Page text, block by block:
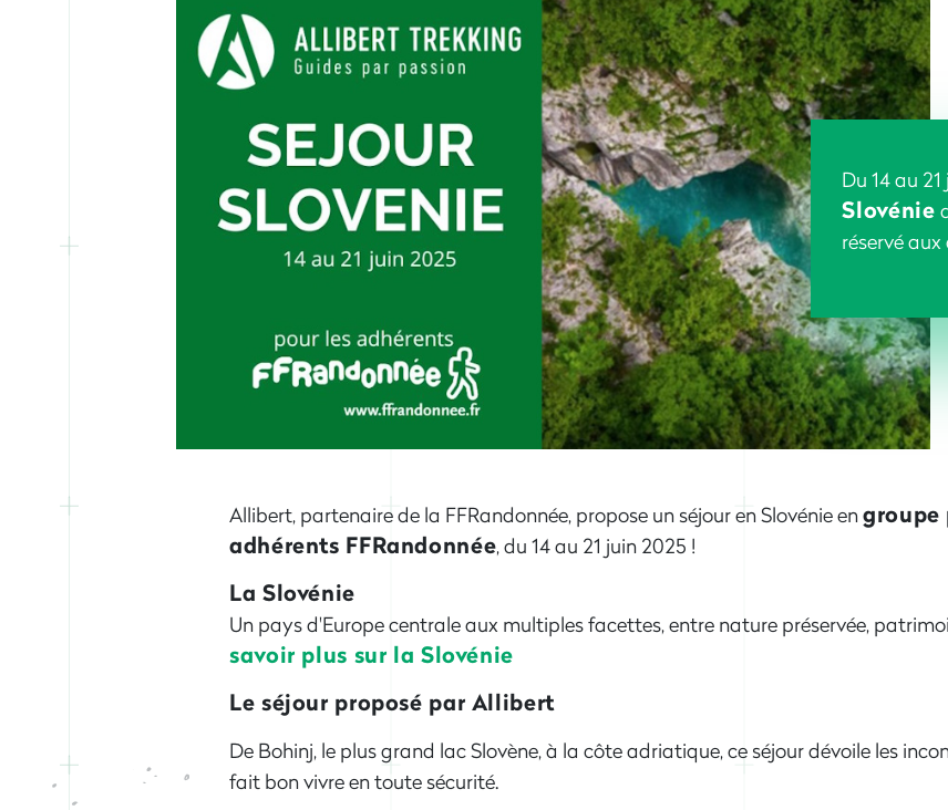
Du 14 au
Slovénie
réservé
Allibert, partenaire de la FFRandonnée, propose un séjour en Slovénie en
adhérents FFRandonnée, du 14 au 21 juin 2025 !
La Slovénie
Un pays d'Europe centrale aux multiples facettes, entre nature préservée,
savoir plus sur la Slovénie
Le séjour proposé par Allibert
De Bohinj, le plus grand lac Slovène, à la côte adriatique, ce séjour dévoile les
fait bon vivre en toute sécurité.